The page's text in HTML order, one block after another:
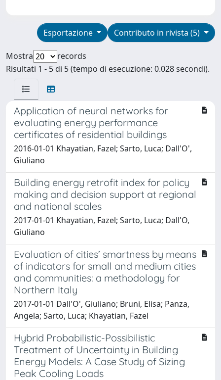
Contributo in rivista (5)
Esportazione
Mostra
records
Risultati 1 - 5 di 5 (tempo di esecuzione: 0.028 secondi).
Application of neural networks for
evaluating energy performance
certificates of residential buildings
2016-01-01 Khayatian, Fazel; Sarto, Luca; Dall'O',
Giuliano
Building energy retrofit index for policy
making and decision support at regional
and national scales
2017-01-01 Khayatian, Fazel; Sarto, Luca; Dall'O,
Giuliano
Evaluation of cities’ smartness by means
of indicators for small and medium cities
and communities: a methodology for
Northern Italy
2017-01-01 Dall'O', Giuliano; Bruni, Elisa; Panza,
Angela; Sarto, Luca; Khayatian, Fazel
Hybrid Probabilistic-Possibilistic
Treatment of Uncertainty in Building
Energy Models: A Case Study of Sizing
Peak Cooling Loads